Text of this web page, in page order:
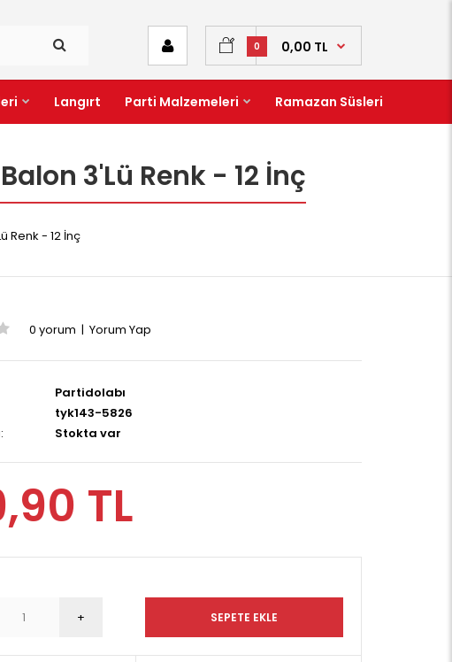
0 0,00 TL
Langırt Parti Malzemeleri Ramazan Süsleri
3'Lü Renk - 12 İnç
Renk - 12 İnç
0 yorum | Yorum Yap
Partidolabı
tyk143-5826
Stokta var
TL